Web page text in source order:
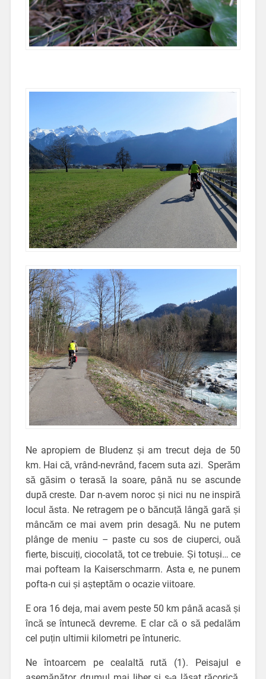
Ne apropiem de Bludenz și am trecut deja de 50
km. Hai că, vrând-nevrând, facem suta azi. Sperăm
să găsim o terasă la soare, până nu se ascunde
după creste. Dar n-avem noroc și nici nu ne inspiră
locul ăsta. Ne retragem pe o băncuță lângă gară și
mâncăm ce mai avem prin desagă. Nu ne putem
plânge de meniu – paste cu sos de ciuperci, ouă
fierte, biscuiți, ciocolată, tot ce trebuie. Și totuși… ce
mai pofteam la Kaiserschmarrn. Asta e, ne punem
pofta-n cui și așteptăm o ocazie viitoare.
E ora 16 deja, mai avem peste 50 km până acasă și
încă se întunecă devreme. E clar că o să pedalăm
cel puțin ultimii kilometri pe întuneric.
Ne întoarcem pe cealaltă rută (1). Peisajul e